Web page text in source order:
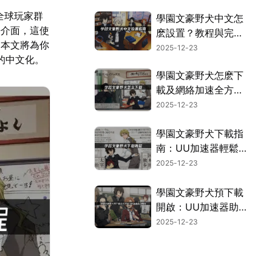
球玩家群
面，這使
文將為你
文化。
學園文豪野犬中文怎
麽設置？教程與完整
網絡攻略送上！
2025-12-23
學園文豪野犬怎麽下
載及網絡加速全方案
詳解！
2025-12-23
學園文豪野犬下載指
南：UU加速器輕鬆
突破海外伺服器限
2025-12-23
學園文豪野犬預下載
開啟：UU加速器助
妳暢享日服體驗！
2025-12-23